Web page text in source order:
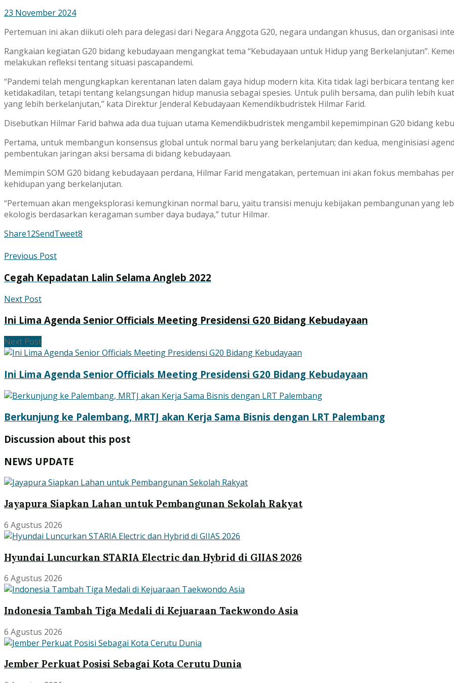
23 November 2024
Pertemuan ini akan diikuti oleh para delegasi dari Negara Anggota G20, negara undangan khusus, dan organisasi
Rangkaian kegiatan G20 bidang kebudayaan mengangkat tema “Kebudayaan untuk Hidup yang Berkelanjutan”.
melakukan refleksi tentang situasi pascapandemi.
“Pandemi telah mengungkapkan kerentanan laten dalam gaya hidup modern kita. Kita tidak lagi berbicara tentang
ketidakadilan, tetapi tentang kelangsungan hidup manusia sebagai spesies. Untuk pulih bersama, dan pulih lebih
yang lebih berkelanjutan,” kata Direktur Jenderal Kebudayaan Kemendikbudristek Hilmar Farid.
Disebutkan Hilmar Farid bahwa ada dua tujuan utama Kemendikbudristek mengambil kepemimpinan G20 bidang
Pertama, untuk membangun konsensus global untuk normal baru yang berkelanjutan; dan kedua, menginisiasi
pembentukan jaringan aksi bersama di bidang kebudayaan.
Memimpin SOM G20 bidang kebudayaan perdana, Hilmar Farid mengatakan, pertemuan ini akan fokus membahas
kehidupan yang berkelanjutan.
“Pertemuan akan mengeksplorasi kemungkinan normal baru, yaitu transisi menuju kebijakan pembangunan yang
ekologis berdasarkan keragaman sumber daya budaya,” tutur Hilmar.
Share12SendTweet8
Previous Post
Cegah Kepadatan Lalin Selama Angleb 2022
Next Post
Ini Lima Agenda Senior Officials Meeting Presidensi G20 Bidang Kebudayaan
Next Post
Ini Lima Agenda Senior Officials Meeting Presidensi G20 Bidang Kebudayaan
Berkunjung ke Palembang, MRTJ akan Kerja Sama Bisnis dengan LRT Palembang
Discussion about this post
NEWS UPDATE
Jayapura Siapkan Lahan untuk Pembangunan Sekolah Rakyat
6 Agustus 2026
Hyundai Luncurkan STARIA Electric dan Hybrid di GIIAS 2026
6 Agustus 2026
Indonesia Tambah Tiga Medali di Kejuaraan Taekwondo Asia
6 Agustus 2026
Jember Perkuat Posisi Sebagai Kota Cerutu Dunia